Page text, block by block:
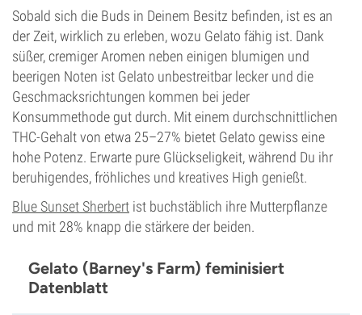
Sobald sich die Buds in Deinem Besitz befinden, ist es an
der Zeit, wirklich zu erleben, wozu Gelato fähig ist. Dank
süßer, cremiger Aromen neben einigen blumigen und
beerigen Noten ist Gelato unbestreitbar lecker und die
Geschmacksrichtungen kommen bei jeder
Konsummethode gut durch. Mit einem durchschnittlichen
THC-Gehalt von etwa 25–27% bietet Gelato gewiss eine
hohe Potenz. Erwarte pure Glückseligkeit, während Du ihr
beruhigendes, fröhliches und kreatives High genießt.
Blue Sunset Sherbert ist buchstäblich ihre Mutterpflanze
und mit 28% knapp die stärkere der beiden.
Gelato (Barney's Farm) feminisiert
Datenblatt